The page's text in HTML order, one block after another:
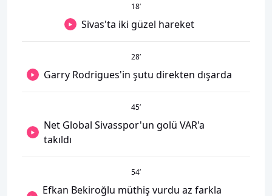
18’
Sivas'ta iki güzel hareket
28’
Garry Rodrigues'in şutu direkten dışarda
45’
Net Global Sivasspor'un golü VAR'a
takıldı
54’
Efkan Bekiroğlu müthiş vurdu az farkla